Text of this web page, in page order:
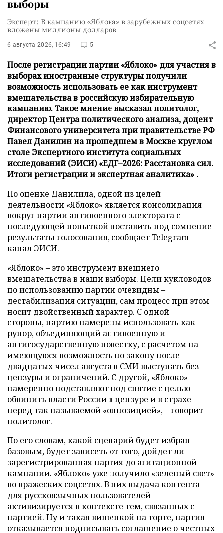
выборы
Эксперт: В кампанию «Яблока» в зарубежных соцсетях
вложены миллионы долларов
6 августа 2026, 16:49 5
После регистрации партии «Яблоко» для участия в
выборах иностранные структуры получили
возможность использовать ее как инструмент
вмешательства в российскую избирательную
кампанию. Такое мнение высказал политолог,
директор Центра политического анализа, доцент
Финансового университета при правительстве РФ
Павел Данилин на прошедшем в Москве круглом
столе Экспертного института социальных
исследований (ЭИСИ) «ЕДГ–2026: Расстановка сил.
Итоги регистрации и экспертная аналитика» .
По оценке Данилила, одной из целей
деятельности «Яблоко» является консолидация
вокруг партии антивоенного электората с
последующей попыткой поставить под сомнение
результаты голосования, сообщаетTelegram-
канал ЭИСИ.
«Яблоко» – это инструмент внешнего
вмешательства в наши выборы. Цели кукловодов
по использованию партии очевидны –
дестабилизация ситуации, сам процесс при этом
носит двойственный характер. С одной
стороны, партию намерены использовать как
рупор, объединяющий антивоенную и
антигосударственную повестку, с расчетом на
имеющуюся возможность по закону после
двадцатых чисел августа в СМИ выступать без
цензуры и ограничений. С другой, «Яблоко»
намеренно подставляют под снятие с целью
обвинить власти России в цензуре и в страхе
перед так называемой «оппозицией», – говорит
политолог.
По его словам, какой сценарий будет избран
базовым, будет зависеть от того, дойдет ли
зарегистрированная партия до агитационной
кампании. «Яблоко» уже получило «зеленый свет»
во вражеских соцсетях. В них выдача контента
для русскоязычных пользователей
активизируется в контексте тем, связанных с
партией. Ну и такая вишенкой на торте, партия
отказывается подписывать соглашение о честных